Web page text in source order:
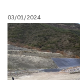
03/01/2024